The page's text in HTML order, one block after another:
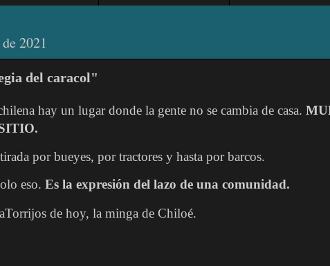
2021
del caracol"
hay un lugar donde la gente no se cambia de casa.
por bueyes, por tractores y hasta por barcos.
eso. Es la expresión del lazo de una comunidad.
de hoy, la minga de Chiloé.